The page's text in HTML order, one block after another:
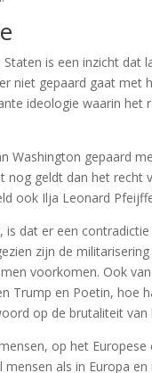
is een inzicht dat
niet gepaard gaat met
ideologie waarin
Washington gepaard
nog geldt dan het
ook Ilja Leonard
dat er een
zijn de
voorkomen. Ook
Trump en Poetin, hoe
op de brutaliteit
op het
als in Europa